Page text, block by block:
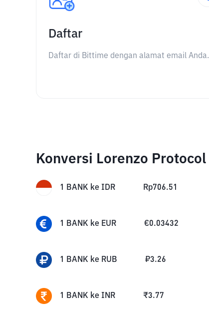
Daftar
Daftar di Bittime dengan alamat email Anda.
Konversi Lorenzo Protocol
1 BANK ke IDR Rp706.51
1 BANK ke EUR €0.03432
1 BANK ke RUB ₽3.26
1 BANK ke INR ₹3.77